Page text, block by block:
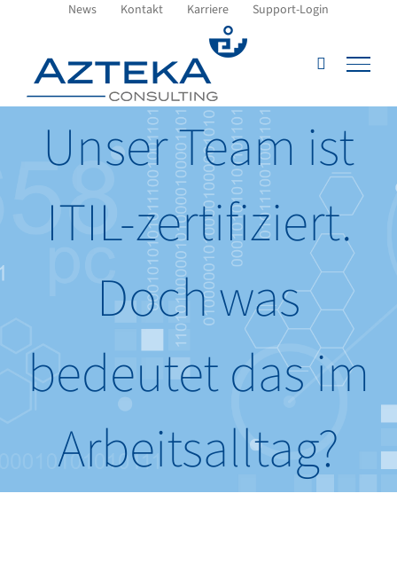
springen
News Kontakt Karriere Support-Login
Unser Team ist
ITIL-zertifiziert.
Doch was
bedeutet das im
Arbeitsalltag?